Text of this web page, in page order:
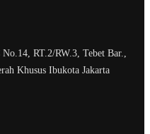
RT.2/RW.3, Tebet Bar.,
Khusus Ibukota Jakarta